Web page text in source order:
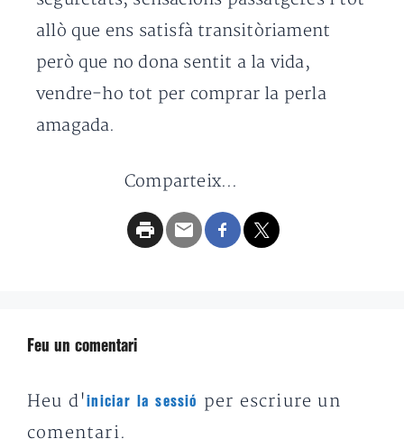
allò que ens satisfà transitòriament
però que no dona sentit a la vida,
vendre-ho tot per comprar la perla
amagada.
Comparteix...
Feu un comentari
Heu d'iniciar la sessió
per escriure un
comentari.